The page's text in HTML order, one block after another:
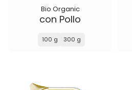
Bio Organic
con Pollo
100 g 300 g